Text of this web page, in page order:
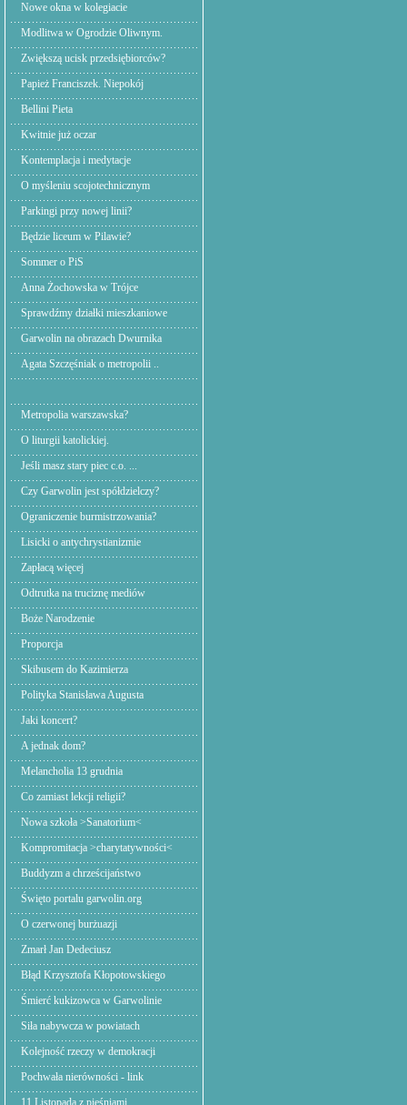
Nowe okna w kolegiacie
Modlitwa w Ogrodzie Oliwnym.
Zwiększą ucisk przedsiębiorców?
Papież Franciszek. Niepokój
Bellini Pieta
Kwitnie już oczar
Kontemplacja i medytacje
O myśleniu scojotechnicznym
Parkingi przy nowej linii?
Będzie liceum w Pilawie?
Sommer o PiS
Anna Żochowska w Trójce
Sprawdźmy działki mieszkaniowe
Garwolin na obrazach Dwurnika
Agata Szczęśniak o metropolii ..
Metropolia warszawska?
O liturgii katolickiej.
Jeśli masz stary piec c.o. ...
Czy Garwolin jest spółdzielczy?
Ograniczenie burmistrzowania?
Lisicki o antychrystianizmie
Zapłacą więcej
Odtrutka na truciznę mediów
Boże Narodzenie
Proporcja
Skibusem do Kazimierza
Polityka Stanisława Augusta
Jaki koncert?
A jednak dom?
Melancholia 13 grudnia
Co zamiast lekcji religii?
Nowa szkoła >Sanatorium<
Kompromitacja >charytatywności<
Buddyzm a chrześcijaństwo
Święto portalu garwolin.org
O czerwonej burżuazji
Zmarł Jan Dedeciusz
Błąd Krzysztofa Kłopotowskiego
Śmierć kukizowca w Garwolinie
Siła nabywcza w powiatach
Kolejność rzeczy w demokracji
Pochwała nierówności - link
11 Listopada z pieśniami